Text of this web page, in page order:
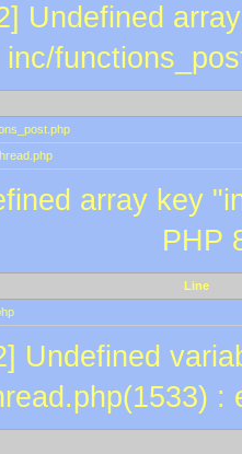
Undefined
inc/
array key
PHP
Line
Undefined
: